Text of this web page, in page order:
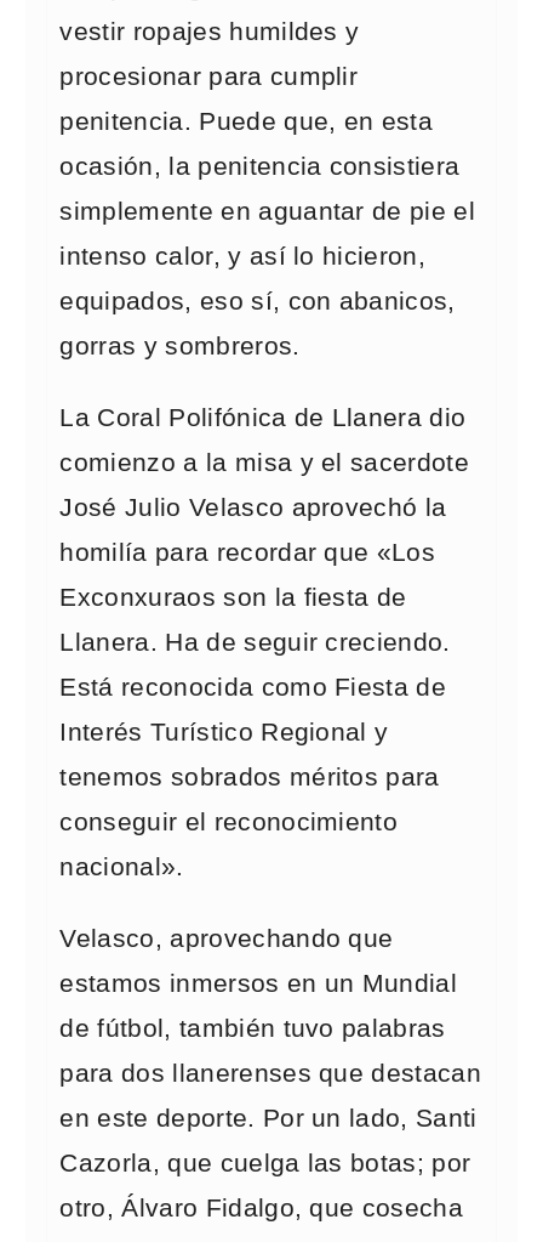
vestir ropajes humildes y
procesionar para cumplir
penitencia. Puede que, en esta
ocasión, la penitencia consistiera
simplemente en aguantar de pie el
intenso calor, y así lo hicieron,
equipados, eso sí, con abanicos,
gorras y sombreros.
La Coral Polifónica de Llanera dio
comienzo a la misa y el sacerdote
José Julio Velasco aprovechó la
homilía para recordar que «Los
Exconxuraos son la fiesta de
Llanera. Ha de seguir creciendo.
Está reconocida como Fiesta de
Interés Turístico Regional y
tenemos sobrados méritos para
conseguir el reconocimiento
nacional».
Velasco, aprovechando que
estamos inmersos en un Mundial
de fútbol, también tuvo palabras
para dos llanerenses que destacan
en este deporte. Por un lado, Santi
Cazorla, que cuelga las botas; por
otro, Álvaro Fidalgo, que cosecha